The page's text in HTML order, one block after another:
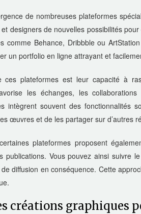
de nombreuses plateformes
designers de nouvelles possibilités
comme Behance, Dribbble ou
un portfolio en ligne attrayant et
ces plateformes est leur capacité à
les échanges, les
intègrent souvent des fonctionnalités
œuvres et de les partager sur d’autres
plateformes proposent
publications. Vous pouvez ainsi suivre
diffusion en conséquence. Cette
créations graphiques